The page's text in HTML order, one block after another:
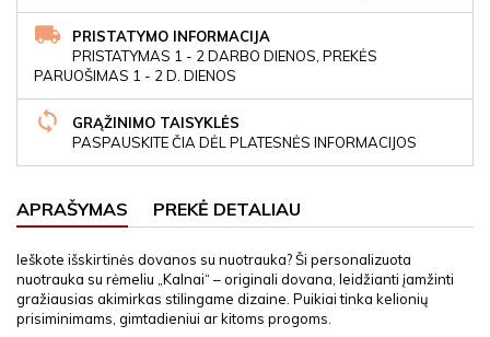
PRISTATYMO INFORMACIJA
PRISTATYMAS 1 - 2 DARBO DIENOS, PREKĖS
PARUOŠIMAS 1 - 2 D. DIENOS
GRĄŽINIMO TAISYKLĖS
PASPAUSKITE ČIA DĖL PLATESNĖS INFORMACIJOS
APRAŠYMAS PREKĖ DETALIAU
Ieškote išskirtinės dovanos su nuotrauka? Ši personalizuota
nuotrauka su rėmeliu „Kalnai“ – originali dovana, leidžianti įamžinti
gražiausias akimirkas stilingame dizaine. Puikiai tinka kelionių
prisiminimams, gimtadieniui ar kitoms progoms.